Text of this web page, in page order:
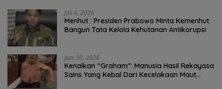
Juli 4, 2026
Menhut : Presiden Prabowo Minta Kemenhut
Bangun Tata Kelola Kehutanan Antikorupsi
Juni 30, 2026
Kenalkan “Graham”: Manusia Hasil Rekayasa
Sains Yang Kebal Dari Kecelakaan Maut